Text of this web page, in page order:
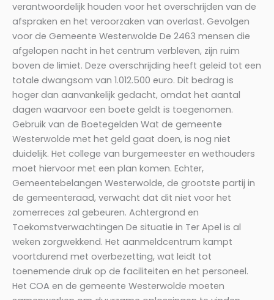
verantwoordelijk houden voor het overschrijden van de
afspraken en het veroorzaken van overlast. Gevolgen
voor de Gemeente Westerwolde De 2463 mensen die
afgelopen nacht in het centrum verbleven, zijn ruim
boven de limiet. Deze overschrijding heeft geleid tot een
totale dwangsom van 1.012.500 euro. Dit bedrag is
hoger dan aanvankelijk gedacht, omdat het aantal
dagen waarvoor een boete geldt is toegenomen.
Gebruik van de Boetegelden Wat de gemeente
Westerwolde met het geld gaat doen, is nog niet
duidelijk. Het college van burgemeester en wethouders
moet hiervoor met een plan komen. Echter,
Gemeentebelangen Westerwolde, de grootste partij in
de gemeenteraad, verwacht dat dit niet voor het
zomerreces zal gebeuren. Achtergrond en
Toekomstverwachtingen De situatie in Ter Apel is al
weken zorgwekkend. Het aanmeldcentrum kampt
voortdurend met overbezetting, wat leidt tot
toenemende druk op de faciliteiten en het personeel.
Het COA en de gemeente Westerwolde moeten